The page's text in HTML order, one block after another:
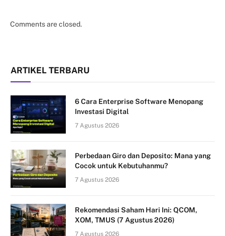
Comments are closed.
ARTIKEL TERBARU
6 Cara Enterprise Software Menopang
Investasi Digital
7 Agustus 2026
Perbedaan Giro dan Deposito: Mana yang
Cocok untuk Kebutuhanmu?
7 Agustus 2026
Rekomendasi Saham Hari Ini: QCOM,
XOM, TMUS (7 Agustus 2026)
7 Agustus 2026